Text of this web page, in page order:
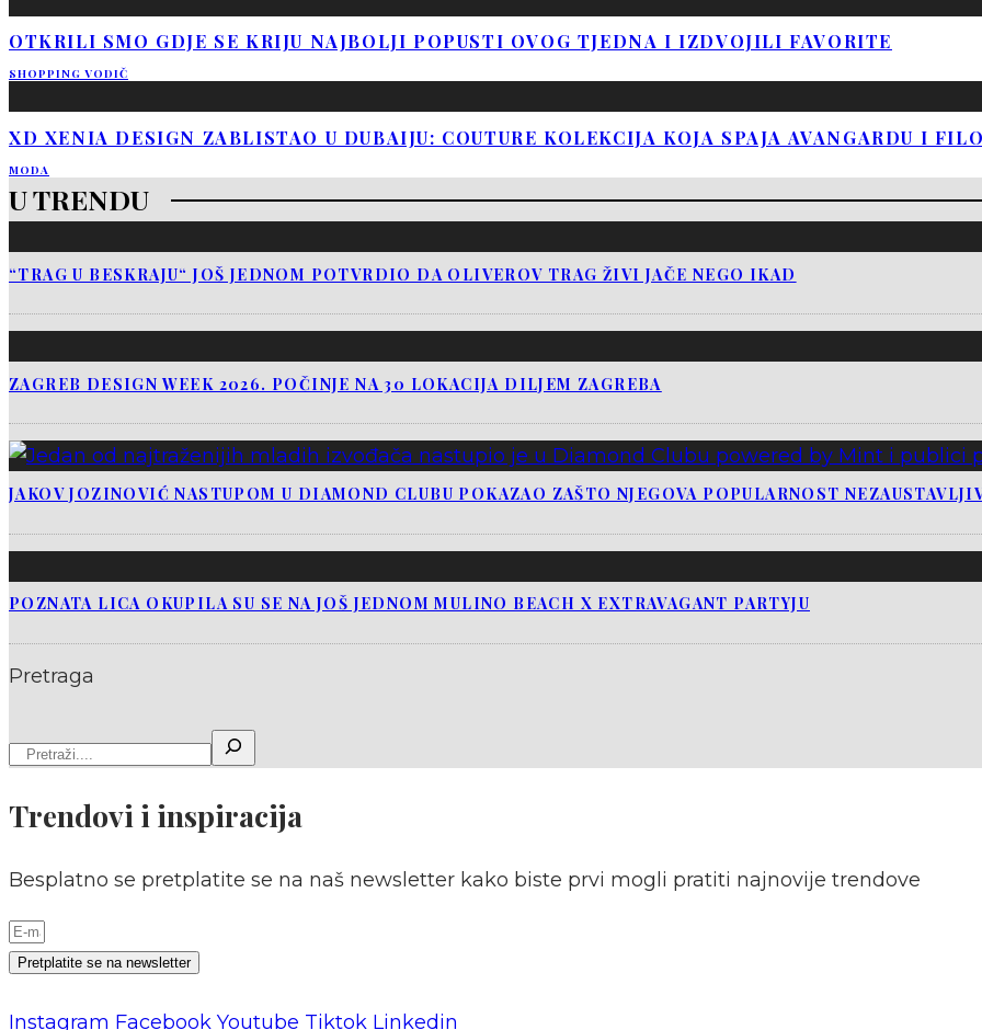
OTKRILI SMO GDJE SE KRIJU NAJBOLJI POPUSTI OVOG TJEDNA I IZDVOJILI FAVORITE
SHOPPING VODIČ
XD XENIA DESIGN ZABLISTAO U DUBAIJU: COUTURE KOLEKCIJA KOJA SPAJA AVANGARDU I
MODA
U TRENDU
“TRAG U BESKRAJU“ JOŠ JEDNOM POTVRDIO DA OLIVEROV TRAG ŽIVI JAČE NEGO IKAD
ZAGREB DESIGN WEEK 2026. POČINJE NA 30 LOKACIJA DILJEM ZAGREBA
JAKOV JOZINOVIĆ NASTUPOM U DIAMOND CLUBU POKAZAO ZAŠTO NJEGOVA POPULARNOST
POZNATA LICA OKUPILA SU SE NA JOŠ JEDNOM MULINO BEACH X EXTRAVAGANT PARTYJU
Pretraga
Trendovi i inspiracija
Besplatno se pretplatite se na naš newsletter kako biste prvi mogli pratiti najnovije trendove
Pretplatite se na newsletter
Instagram Facebook Youtube Tiktok Linkedin